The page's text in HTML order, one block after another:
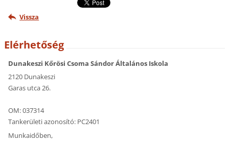
Vissza
Elérhetőség
Dunakeszi Kőrösi Csoma Sándor Általános Iskola
2120 Dunakeszi
Garas utca 26.
OM: 037314
Tankerületi azonosító: PC2401
Munkaidőben,